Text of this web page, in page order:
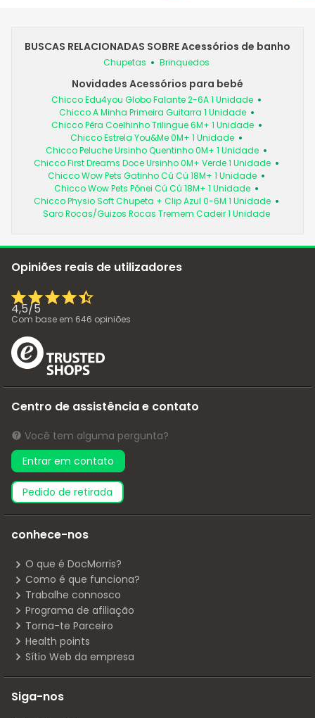
BUSCAS RELACIONADAS SOBRE Acessórios de banho
Chupetas Brinquedos
Novidades Acessórios para bebé
Chicco Edu4you Globo Falante 2-6A 1 Unidade
Chicco A Minha Primeira Guitarra 1 Unidade
Chicco Pêra Coelhinho Trilingue 6M+ 1 Unidade
Chicco Estrela You&Me 0M+ 1 Unidade
Chicco Peluche Ursinho Quentinho 0M+ 1 Unidade
Chicco First Dreams Doce Ursinho 0M+ Verde 1 Unidade
Chicco Wow Pets Gatinho Cú Cú 18M+ 1 Unidade
Chicco Wow Pets Pónei Cú Cú 18M+ 1 Unidade
Chicco Physio Soft Chupeta + Clip Azul 0-6M 1 Unidade
Saro Rocas/Guizos Rocas Tremem Cadeir 1 Unidade
Opiniões reais de utilizadores
4,5/5
Com base em 646 opiniões
Centro de assistência e contato
Você tem alguma pergunta?
Entrar em contato
pedido de retirada
conhece-nos
O que é DocMorris?
Como é que funciona?
Trabalhe connosco
Programa de afiliação
Torna-te Parceiro
Health points
Sítio Web da empresa
Siga-nos